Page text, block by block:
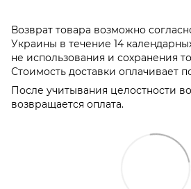
Возврат товара возможно
Украины в течение 14
не использования и сохранения
Стоимость доставки оплачивает
После учитывания целостности
возвращается оплата.